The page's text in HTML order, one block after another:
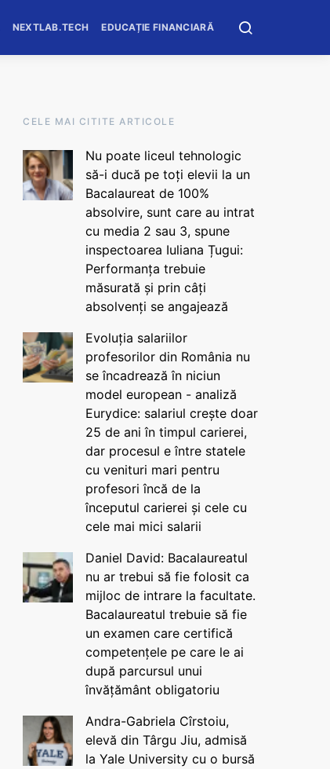
NEXTLAB.TECH EDUCAȚIE FINANCIARĂ
CELE MAI CITITE ARTICOLE
Nu poate liceul tehnologic
să-i ducă pe toți elevii la un
Bacalaureat de 100%
absolvire, sunt care au intrat
cu media 2 sau 3, spune
inspectoarea Iuliana Țugui:
Performanța trebuie
măsurată și prin câți
absolvenți se angajează
Evoluția salariilor
profesorilor din România nu
se încadrează în niciun
model european - analiză
Eurydice: salariul crește doar
25 de ani în timpul carierei,
dar procesul e între statele
cu venituri mari pentru
profesori încă de la
începutul carierei și cele cu
cele mai mici salarii
Daniel David: Bacalaureatul
nu ar trebui să fie folosit ca
mijloc de intrare la facultate.
Bacalaureatul trebuie să fie
un examen care certifică
competențele pe care le ai
după parcursul unui
învățământ obligatoriu
Andra-Gabriela Cîrstoiu,
elevă din Târgu Jiu, admisă
la Yale University cu o bursă